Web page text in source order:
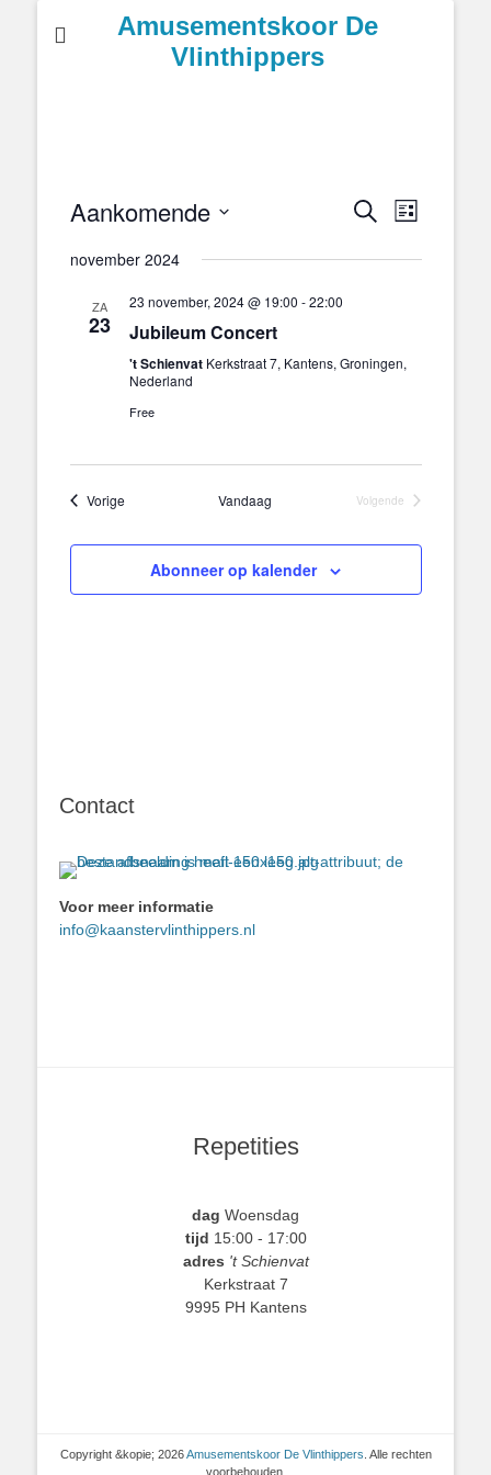
Amusementskoor De
Vlinthippers
Evenementen
en
Zoeken
Lijst
Aankomende
een
november 2024
ZA
23
23 november, 2024 @ 19:00 -22:00
Jubileum Concert
't Schienvat Kerkstraat 7, Kantens, Groningen,
Nederland
Free
VorigeEvenementen Vandaag
Volgende
Abonneer op kalender
Contact
Voor meer informatie
info@kaanstervlinthippers.nl
Repetities
dag Woensdag
tijd 15:00 - 17:00
adres 't Schienvat
Kerkstraat 7
9995 PH Kantens
Copyright &kopie; 2026Amusementskoor De Vlinthippers . Alle rechten
voorbehouden.